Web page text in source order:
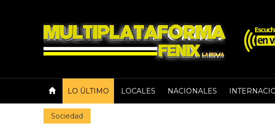
LO ÚLTIMO LOCALES NACIONALES
Sociedad